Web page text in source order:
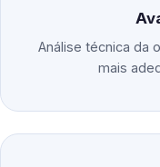
Análise técnica da
mais